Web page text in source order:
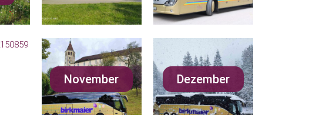
November Dezember